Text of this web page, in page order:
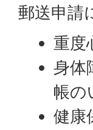
郵送申請
重度
身体
帳の
健康